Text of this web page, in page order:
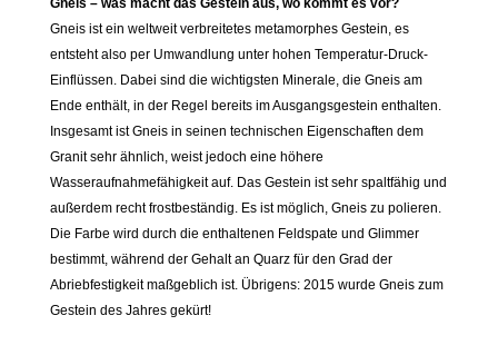
Gneis – was macht das Gestein aus, wo kommt es vor?
Gneis ist ein weltweit verbreitetes metamorphes Gestein, es
entsteht also per Umwandlung unter hohen Temperatur-Druck-
Einflüssen. Dabei sind die wichtigsten Minerale, die Gneis am
Ende enthält, in der Regel bereits im Ausgangsgestein enthalten.
Insgesamt ist Gneis in seinen technischen Eigenschaften dem
Granit sehr ähnlich, weist jedoch eine höhere
Wasseraufnahmefähigkeit auf. Das Gestein ist sehr spaltfähig und
außerdem recht frostbeständig. Es ist möglich, Gneis zu polieren.
Die Farbe wird durch die enthaltenen Feldspate und Glimmer
bestimmt, während der Gehalt an Quarz für den Grad der
Abriebfestigkeit maßgeblich ist. Übrigens: 2015 wurde Gneis zum
Gestein des Jahres gekürt!